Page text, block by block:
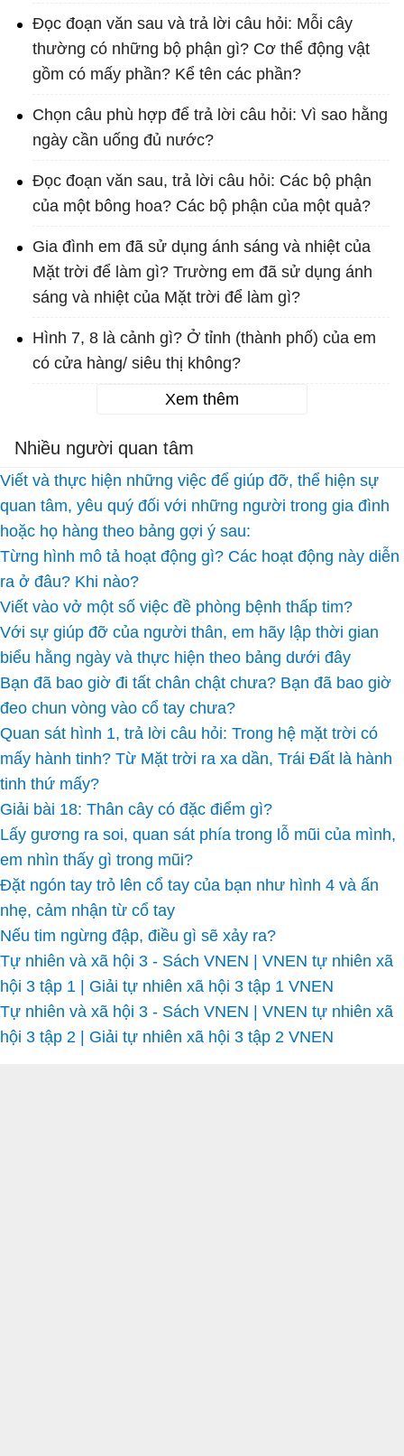
Đọc đoạn văn sau và trả lời câu hỏi: Mỗi cây
thường có những bộ phận gì? Cơ thể động vật
gồm có mấy phần? Kể tên các phần?
Chọn câu phù hợp để trả lời câu hỏi: Vì sao hằng
ngày cần uống đủ nước?
Đọc đoạn văn sau, trả lời câu hỏi: Các bộ phận
của một bông hoa? Các bộ phận của một quả?
Gia đình em đã sử dụng ánh sáng và nhiệt của
Mặt trời để làm gì? Trường em đã sử dụng ánh
sáng và nhiệt của Mặt trời để làm gì?
Hình 7, 8 là cảnh gì? Ở tỉnh (thành phố) của em
có cửa hàng/ siêu thị không?
Xem thêm
Nhiều người quan tâm
Viết và thực hiện những việc để giúp đỡ, thể hiện sự
quan tâm, yêu quý đối với những người trong gia đình
hoặc họ hàng theo bảng gợi ý sau:
Từng hình mô tả hoạt động gì? Các hoạt động này diễn
ra ở đâu? Khi nào?
Viết vào vở một số việc đề phòng bệnh thấp tim?
Với sự giúp đỡ của người thân, em hãy lập thời gian
biểu hằng ngày và thực hiện theo bảng dưới đây
Bạn đã bao giờ đi tất chân chật chưa? Bạn đã bao giờ
đeo chun vòng vào cổ tay chưa?
Quan sát hình 1, trả lời câu hỏi: Trong hệ mặt trời có
mấy hành tinh? Từ Mặt trời ra xa dần, Trái Đất là hành
tinh thứ mấy?
Giải bài 18: Thân cây có đặc điểm gì?
Lấy gương ra soi, quan sát phía trong lỗ mũi của mình,
em nhìn thấy gì trong mũi?
Đặt ngón tay trỏ lên cổ tay của bạn như hình 4 và ấn
nhẹ, cảm nhận từ cổ tay
Nếu tim ngừng đập, điều gì sẽ xảy ra?
Tự nhiên và xã hội 3 - Sách VNEN | VNEN tự nhiên xã
hội 3 tập 1 | Giải tự nhiên xã hội 3 tập 1 VNEN
Tự nhiên và xã hội 3 - Sách VNEN | VNEN tự nhiên xã
hội 3 tập 2 | Giải tự nhiên xã hội 3 tập 2 VNEN